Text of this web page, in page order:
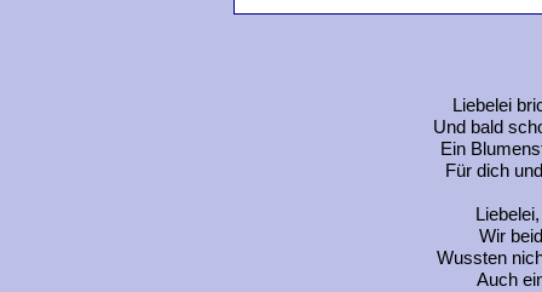
Liebelei
Und bald
Ein
Für dich
Wir
Wussten
Auch